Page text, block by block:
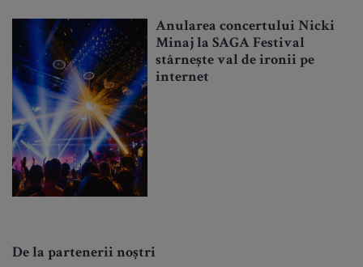
Anularea concertului Nicki
Minaj la SAGA Festival
stârnește val de ironii pe
internet
De la partenerii noștri